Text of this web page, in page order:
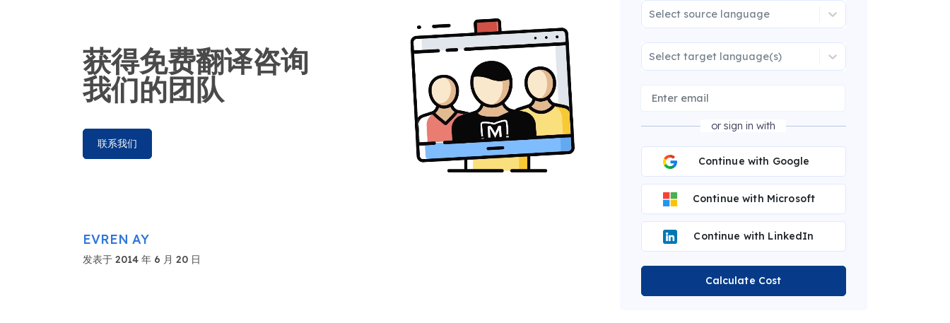
获得免费翻译咨询
我们的团队
联系我们
EVREN AY
发表于 2014 年 6 月 20 日
Select source language
Select target language(s)
or sign in with
Continue with Google
Continue with Microsoft
Continue with LinkedIn
Calculate Cost